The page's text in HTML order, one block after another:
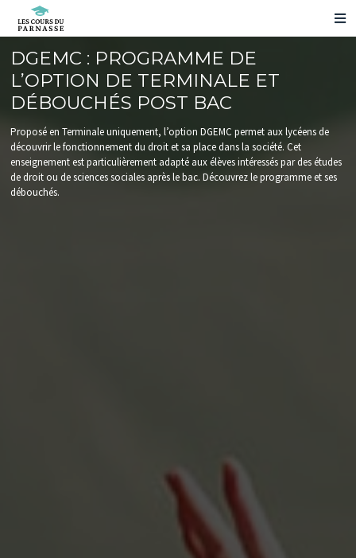
ESPACE ELÈVE
PRENDRE RENDEZ-VOUS
NOS ÉVÉNEMENTS
DGEMC : PROGRAMME DE
L’OPTION DE TERMINALE ET
DÉBOUCHÉS POST BAC
Proposé en Terminale uniquement, l’option DGEMC permet aux lycéens de
découvrir le fonctionnement du droit et sa place dans la société. Cet
enseignement est particulièrement adapté aux élèves intéressés par des études
de droit ou de sciences sociales après le bac. Découvrez le programme et ses
débouchés.